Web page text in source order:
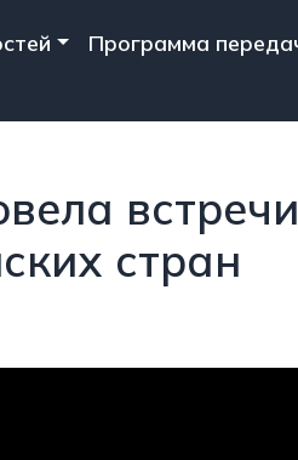
Программа
стран